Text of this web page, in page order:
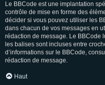
Le BBCode est une implantation
contrôle de mise en forme des
décider si vous pouvez utiliser les
dans chacun de vos messages en
rédaction de message. Le BBCode
les balises sont incluses entre
d’informations sur le BBCode,
rédaction de message.
Haut